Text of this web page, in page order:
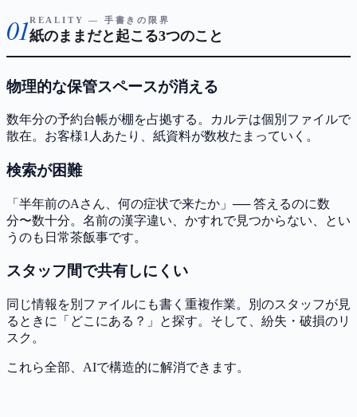
01REALITY — 手書きの限界
紙のままだと起こる3つのこと
物理的な保管スペースが消える
数年分の予約台帳が棚を占拠する。カルテは個別ファイルで
散在。お客様1人あたり、紙資料が数枚たまっていく。
検索が困難
「半年前のAさん、何の症状で来たか」── 答えるのに数
分〜数十分。名前の漢字違い、かすれで見つからない、とい
うのも日常茶飯事です。
スタッフ間で共有しにくい
同じ情報を別ファイルにも書く重複作業。別のスタッフが見
るときに「どこにある？」と探す。そして、紛失・破損のリ
スク。
これら全部、AIで構造的に解消できます。